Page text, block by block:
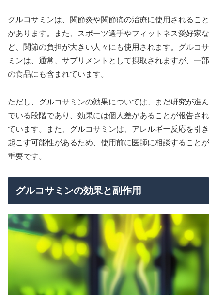
グルコサミンは、関節炎や関節痛の治療に使用されること
があります。また、スポーツ選手やフィットネス愛好家な
ど、関節の負担が大きい人々にも使用されます。グルコサ
ミンは、通常、サプリメントとして摂取されますが、一部
の食品にも含まれています。
ただし、グルコサミンの効果については、まだ研究が進ん
でいる段階であり、効果には個人差があることが報告され
ています。また、グルコサミンは、アレルギー反応を引き
起こす可能性があるため、使用前に医師に相談することが
重要です。
グルコサミンの効果と副作用